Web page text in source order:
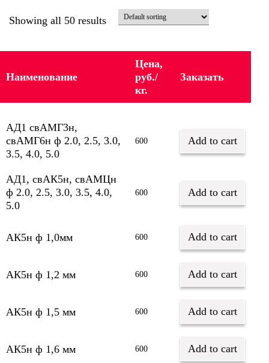
Showing all 50 results
Наименование
Цена,
руб./
кг.
Заказать
АД1 свАМГ3н,
свАМГ6н ф 2.0, 2.5, 3.0,
3.5, 4.0, 5.0
600 Add to cart
АД1, свАК5н, свАМЦн
ф 2.0, 2.5, 3.0, 3.5, 4.0,
5.0
600 Add to cart
АК5н ф 1,0мм 600 Add to cart
АК5н ф 1,2 мм 600 Add to cart
АК5н ф 1,5 мм 600 Add to cart
АК5н ф 1,6 мм 600 Add to cart